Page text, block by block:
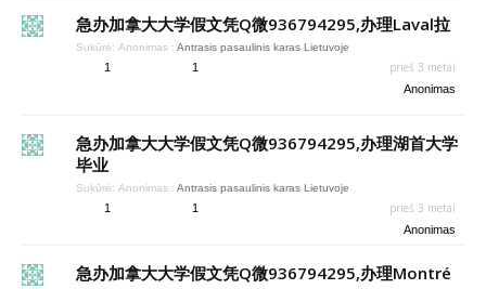
急办加拿大大学假文凭Q微936794295,办理Laval拉
Sukūrė: Anonimas : Antrasis pasaulinis karas Lietuvoje
1 1 prieš 3 metai
Anonimas
急办加拿大大学假文凭Q微936794295,办理湖首大学
毕业
Sukūrė: Anonimas : Antrasis pasaulinis karas Lietuvoje
1 1 prieš 3 metai
Anonimas
急办加拿大大学假文凭Q微936794295,办理Montré